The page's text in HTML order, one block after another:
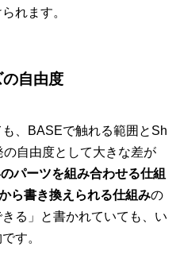
れます。
自由度
、BASEで触れる範囲とSh
自由度として大きな差が
パーツを組み合わせる仕組
ら書き換えられる仕組みの
る」と書かれていても、い
す。